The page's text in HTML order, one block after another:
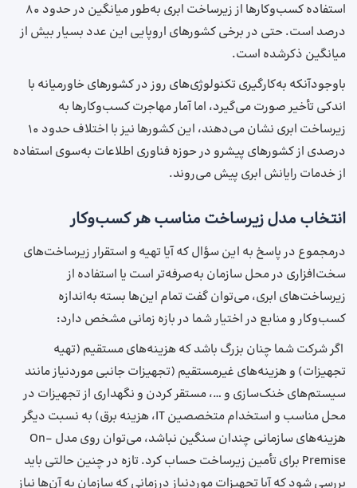
استفاده کسب‌وکارها از زیرساخت‌ ابری به‌طور میانگین در حدود 80
درصد است. حتی در برخی کشورهای اروپایی این عدد بسیار بیش از
میانگین ذکرشده است.
باوجودآنکه به‌کارگیری تکنولوژی‌های روز در کشورهای خاورمیانه با
اندکی تأخیر صورت می‌گیرد، اما آمار مهاجرت کسب‌وکارها به
زیرساخت‌ ابری نشان می‌دهند، این کشورها نیز با اختلاف حدود 10
درصدی از کشورهای پیشرو در حوزه فناوری اطلاعات به‌سوی استفاده
از خدمات رایانش ابری پیش می‌روند.
انتخاب مدل زیرساخت مناسب هر کسب‌وکار
درمجموع در پاسخ به این سؤال که آیا تهیه و استقرار زیرساخت‌های
سخت‌افزاری در محل سازمان به‌صرفه‌تر است یا استفاده از
زیرساخت‌های ابری، می‌توان گفت تمام این‌ها بسته به‌اندازه
کسب‌وکار و منابع در اختیار شما در بازه زمانی مشخص دارد:
اگر شرکت شما چنان بزرگ باشد که هزینه‌های مستقیم (تهیه
تجهیزات) و هزینه‌های غیرمستقیم (تجهیزات جانبی موردنیاز مانند
سیستم‌های خنک‌سازی و …، مستقر کردن و نگهداری از تجهیزات در
محل مناسب و استخدام متخصصین IT، هزینه برق) به نسبت دیگر
هزینه‌های سازمانی چندان سنگین نباشد، می‌توان روی مدل On-
Premise برای تأمین زیرساخت حساب کرد. تازه در چنین حالتی باید
بررسی شود که آیا تجهیزات موردنیاز درزمانی که سازمان به آن‌ها نیاز